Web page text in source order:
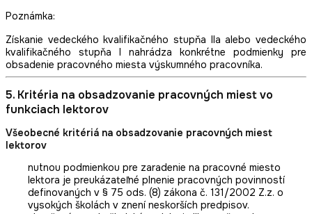
Poznámka:
Získanie vedeckého kvalifikačného stupňa IIa alebo vedeckého
kvalifikačného stupňa I nahrádza konkrétne podmienky pre
obsadenie pracovného miesta výskumného pracovníka.
5. Kritéria na obsadzovanie pracovných miest vo
funkciach lektorov
Všeobecné kritériá na obsadzovanie pracovných miest
lektorov
nutnou podmienkou pre zaradenie na pracovné miesto
lektora je preukázateľné plnenie pracovných povinností
definovaných v § 75 ods. (8) zákona č. 131/2002 Z.z. o
vysokých školách v znení neskorších predpisov.